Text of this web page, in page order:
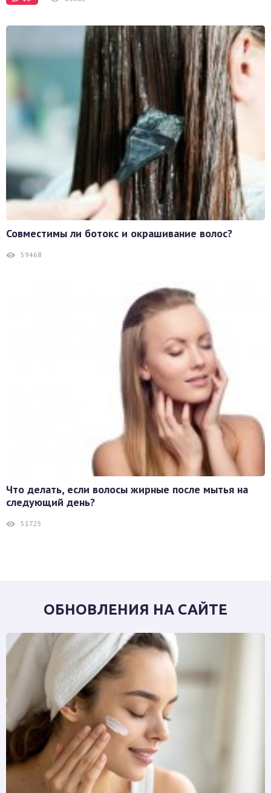
Совместимы ли ботокс и окрашивание волос?
59468
Что делать, если волосы жирные после мытья на
следующий день?
51725
ОБНОВЛЕНИЯ НА САЙТЕ